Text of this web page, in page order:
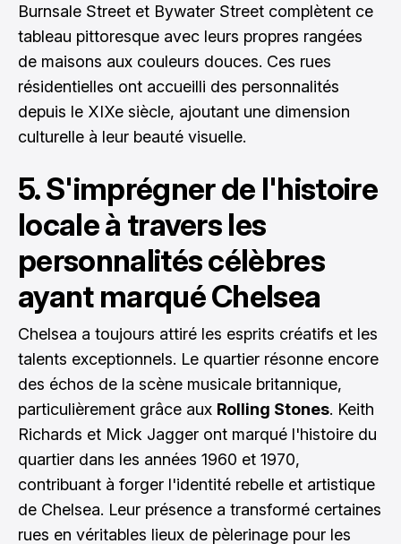
Burnsale Street et Bywater Street complètent ce
tableau pittoresque avec leurs propres rangées
de maisons aux couleurs douces. Ces rues
résidentielles ont accueilli des personnalités
depuis le XIXe siècle, ajoutant une dimension
culturelle à leur beauté visuelle.
5. S'imprégner de l'histoire
locale à travers les
personnalités célèbres
ayant marqué Chelsea
Chelsea a toujours attiré les esprits créatifs et les
talents exceptionnels. Le quartier résonne encore
des échos de la scène musicale britannique,
particulièrement grâce aux Rolling Stones. Keith
Richards et Mick Jagger ont marqué l'histoire du
quartier dans les années 1960 et 1970,
contribuant à forger l'identité rebelle et artistique
de Chelsea. Leur présence a transformé certaines
rues en véritables lieux de pèlerinage pour les